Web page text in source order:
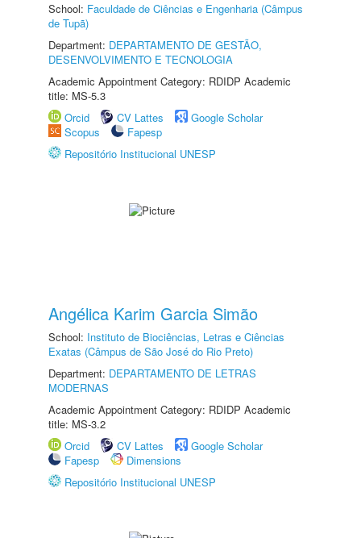
School: Faculdade de Ciências e Engenharia (Câmpus
de Tupã)
Department: DEPARTAMENTO DE GESTÃO,
DESENVOLVIMENTO E TECNOLOGIA
Academic Appointment Category: RDIDP Academic
title: MS-5.3
Orcid
CV Lattes
Google Scholar
Scopus
Fapesp
Repositório Institucional UNESP
Angélica Karim Garcia Simão
School: Instituto de Biociências, Letras e Ciências
Exatas (Câmpus de São José do Rio Preto)
Department: DEPARTAMENTO DE LETRAS
MODERNAS
Academic Appointment Category: RDIDP Academic
title: MS-3.2
Orcid
CV Lattes
Google Scholar
Fapesp
Dimensions
Repositório Institucional UNESP